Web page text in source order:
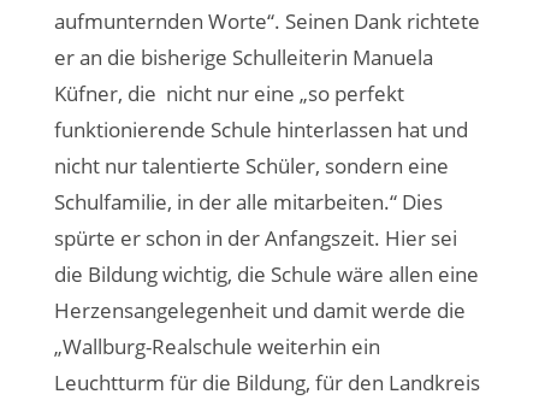
aufmunternden Worte“. Seinen Dank richtete
er an die bisherige Schulleiterin Manuela
Küfner, die nicht nur eine „so perfekt
funktionierende Schule hinterlassen hat und
nicht nur talentierte Schüler, sondern eine
Schulfamilie, in der alle mitarbeiten.“ Dies
spürte er schon in der Anfangszeit. Hier sei
die Bildung wichtig, die Schule wäre allen eine
Herzensangelegenheit und damit werde die
„Wallburg-Realschule weiterhin ein
Leuchtturm für die Bildung, für den Landkreis